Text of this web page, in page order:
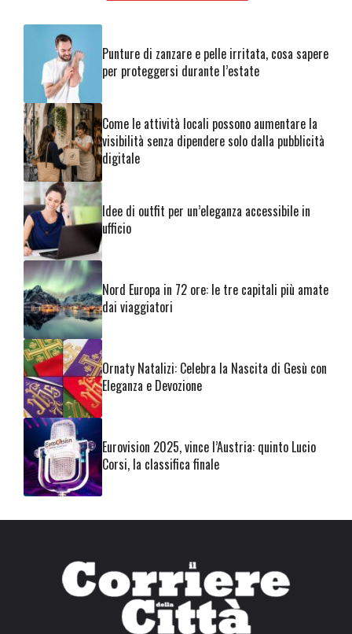
Punture di zanzare e pelle irritata, cosa sapere
per proteggersi durante l’estate
Come le attività locali possono aumentare la
visibilità senza dipendere solo dalla pubblicità
digitale
Idee di outfit per un’eleganza accessibile in
ufficio
Nord Europa in 72 ore: le tre capitali più amate
dai viaggiatori
Ornaty Natalizi: Celebra la Nascita di Gesù con
Eleganza e Devozione
Eurovision 2025, vince l’Austria: quinto Lucio
Corsi, la classifica finale